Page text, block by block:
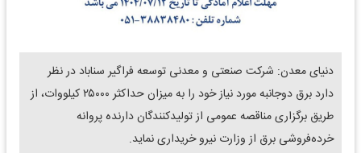
دنیای معدن: شرکت صنعتی و معدنی توسعه فراگیر سناباد در نظر
دارد برق دوجانبه مورد نیاز خود را به میزان حداکثر ۲۵۰۰۰ کیلووات، از
طریق برگزاری مناقصه عمومی از تولیدکنندگان دارنده پروانه
خرده‌فروشی برق از وزارت نیرو خریداری نماید.